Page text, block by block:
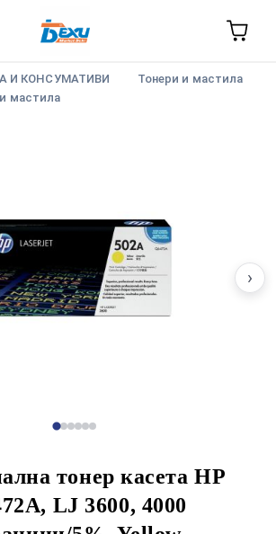
И КОНСУМАТИВИ
Тонери и мастила
мастила
тонер касета HP
LJ 3600, 4000
›